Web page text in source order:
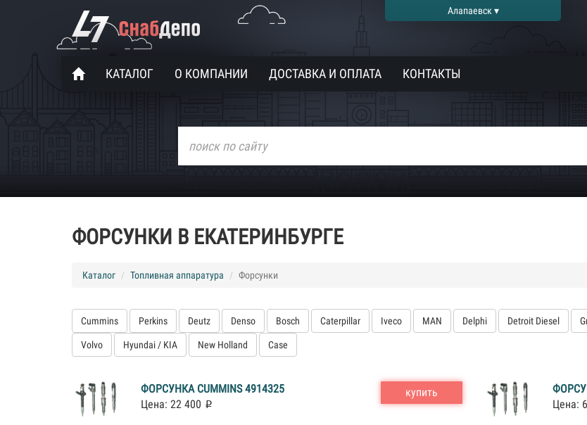
Алапаевск ▾
КАТАЛОГ О КОМПАНИИ ДОСТАВКА И ОПЛАТА КОНТАКТЫ
ФОРСУНКИ В ЕКАТЕРИНБУРГЕ
Каталог Топливная аппаратура Форсунки
Cummins Perkins Deutz Denso Bosch Caterpillar Iveco MAN Delphi Detroit Diesel
Volvo Hyundai / KIA New Holland Case
ФОРСУНКА CUMMINS 4914325
Цена: 22 400
купить
Цена: